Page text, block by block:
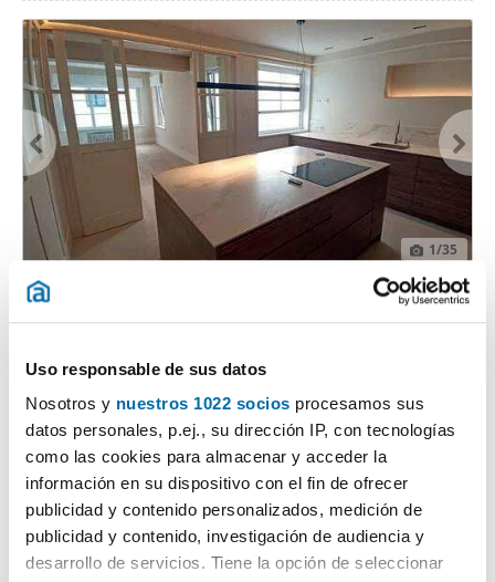
Uso responsable de sus datos
Nosotros y nuestros 1022 socios procesamos sus
datos personales, p.ej., su dirección IP, con tecnologías
como las cookies para almacenar y acceder la
información en su dispositivo con el fin de ofrecer
publicidad y contenido personalizados, medición de
publicidad y contenido, investigación de audiencia y
desarrollo de servicios. Tiene la opción de seleccionar
1/35
1.750€
150m2 3 Hab 3 Baños
Llamar
Contactar
DESTACADO